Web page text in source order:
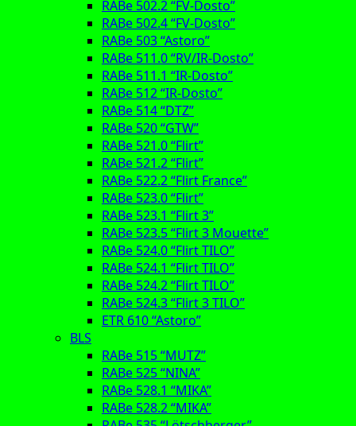
RABe 502.2 “FV-Dosto”
RABe 502.4 “FV-Dosto”
RABe 503 “Astoro”
RABe 511.0 “RV/IR-Dosto”
RABe 511.1 “IR-Dosto”
RABe 512 “IR-Dosto”
RABe 514 “DTZ”
RABe 520 “GTW”
RABe 521.0 “Flirt”
RABe 521.2 “Flirt”
RABe 522.2 “Flirt France”
RABe 523.0 “Flirt”
RABe 523.1 “Flirt 3”
RABe 523.5 “Flirt 3 Mouette”
RABe 524.0 “Flirt TILO”
RABe 524.1 “Flirt TILO”
RABe 524.2 “Flirt TILO”
RABe 524.3 “Flirt 3 TILO”
ETR 610 “Astoro”
BLS
RABe 515 “MUTZ”
RABe 525 “NINA”
RABe 528.1 “MIKA”
RABe 528.2 “MIKA”